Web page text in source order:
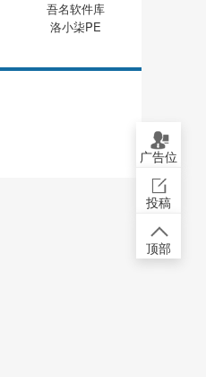
吾名软件库
洛小柒PE
广告位
投稿
顶部